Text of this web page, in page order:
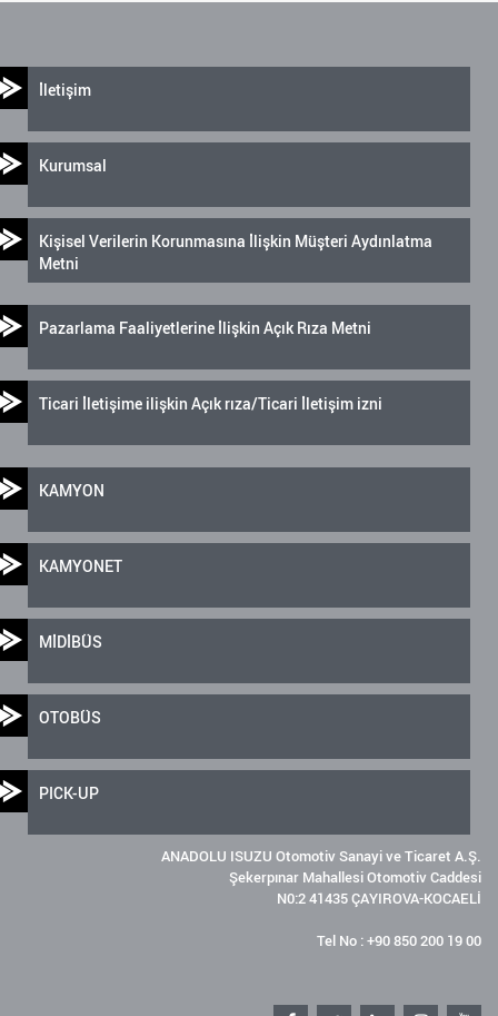
İletişim
Kurumsal
Kişisel Verilerin Korunmasına İlişkin Müşteri Aydınlatma
Metni
Pazarlama Faaliyetlerine İlişkin Açık Rıza Metni
Ticari İletişime ilişkin Açık rıza/Ticari İletişim izni
KAMYON
KAMYONET
MİDİBÜS
OTOBÜS
PICK-UP
ANADOLU ISUZU Otomotiv Sanayi ve Ticaret A.Ş.
Şekerpınar Mahallesi Otomotiv Caddesi
N0:2 41435 ÇAYIROVA-KOCAELİ
Tel No : +90 850 200 19 00